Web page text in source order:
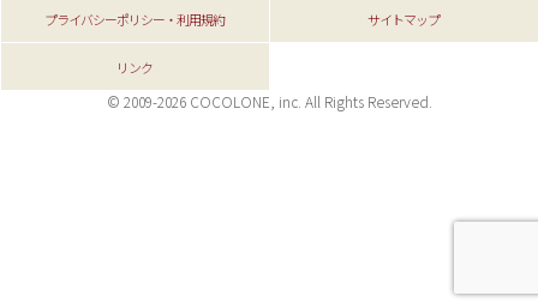
プライバシーポリシー・利用規約 サイトマップ
リンク
© 2009-2026 COCOLONE, inc. All Rights Reserved.